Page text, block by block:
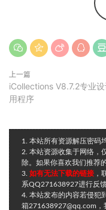
上一篇
iCollections V8.7.2专业
用程序
1. 本站所有资源解压密码
2. 本站资源收集于网络，
除。如果你喜欢我们推荐
3. 如有无法下载的链接 ，
系QQ271638927进行反
4. 本站发布的内容若侵犯
箱271638927@qq.com，